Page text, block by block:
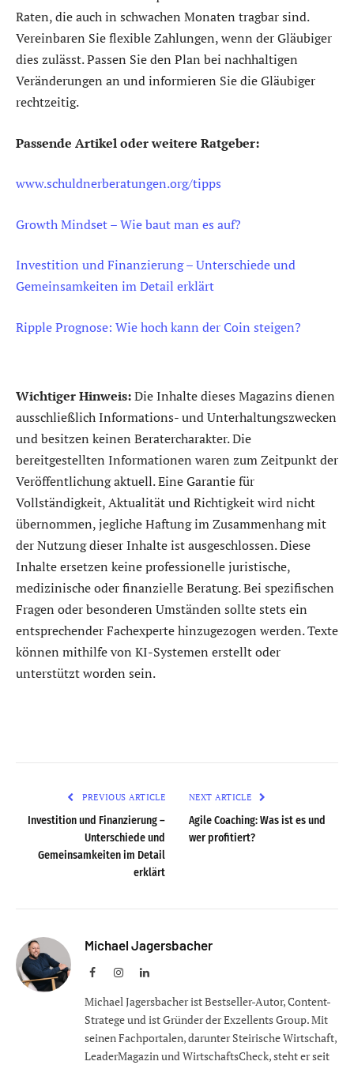
Raten, die auch in schwachen Monaten tragbar sind.
Vereinbaren Sie flexible Zahlungen, wenn der Gläubiger
dies zulässt. Passen Sie den Plan bei nachhaltigen
Veränderungen an und informieren Sie die Gläubiger
rechtzeitig.
Passende Artikel oder weitere Ratgeber:
www.schuldnerberatungen.org/tipps
Growth Mindset – Wie baut man es auf?
Investition und Finanzierung – Unterschiede und
Gemeinsamkeiten im Detail erklärt
Ripple Prognose: Wie hoch kann der Coin steigen?
Wichtiger Hinweis:Die Inhalte dieses Magazins dienen
ausschließlich Informations- und Unterhaltungszwecken
und besitzen keinen Beratercharakter. Die
bereitgestellten Informationen waren zum Zeitpunkt der
Veröffentlichung aktuell. Eine Garantie für
Vollständigkeit, Aktualität und Richtigkeit wird nicht
übernommen, jegliche Haftung im Zusammenhang mit
der Nutzung dieser Inhalte ist ausgeschlossen. Diese
Inhalte ersetzen keine professionelle juristische,
medizinische oder finanzielle Beratung. Bei spezifischen
Fragen oder besonderen Umständen sollte stets ein
entsprechender Fachexperte hinzugezogen werden. Texte
können mithilfe von KI-Systemen erstellt oder
unterstützt worden sein.
PREVIOUS ARTICLE
Investition und Finanzierung –
Unterschiede und
Gemeinsamkeiten im Detail
erklärt
NEXT ARTICLE
Agile Coaching: Was ist es und
wer profitiert?
Michael Jagersbacher
FacebookInstagramLinkedIn
Michael Jagersbacher ist Bestseller-Autor, Content-
Stratege und ist Gründer der Exzellents Group. Mit
seinen Fachportalen, darunter Steirische Wirtschaft,
LeaderMagazin und WirtschaftsCheck, steht er seit